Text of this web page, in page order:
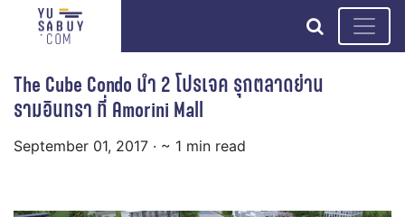
search
The Cube Condo นำ 2 โปรเจค รุกตลาดย่าน
รามอินทรา ที่ Amorini Mall
September 01, 2017 · ~ 1 min read